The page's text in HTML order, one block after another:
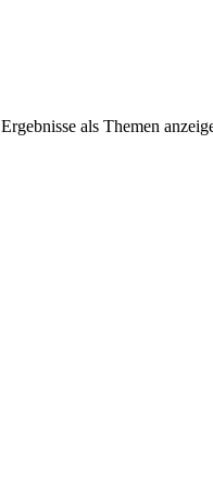
Ergebnisse als Themen